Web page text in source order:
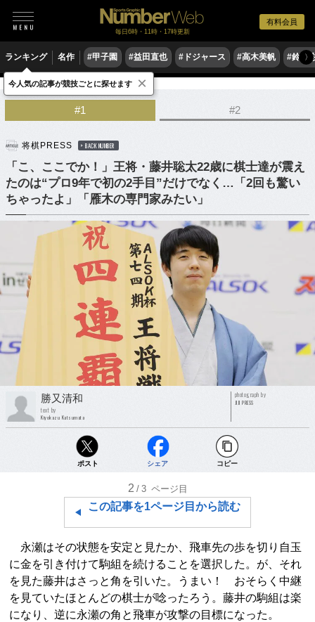
有料会員
毎日6時・11時・17時更新
ランキング 名作 #甲子園 #益田直也 #ドジャース #高木美帆 #鈴木
〉
ゲーム 将棋
#1 #2
将棋PRESS BACK NUMBER
「こ、ここでか！」王将・藤井聡太22歳に棋士達が震え
たのは“プロ9年で初の2手目”だけでなく…「2回も驚い
ちゃったよ」「雁木の専門家みたい」
勝又清和
text by
Kiyokazu Katsumata
photograph by
JIJI PRESS
ポスト シェア コピー
2 /3 ページ目
この記事を1ページ目から読む
永瀬はその状態を安定と見たか、飛車先の歩を切り自玉
に金を引き付けて駒組を続けることを選択した。が、それ
を見た藤井はさっと角を引いた。うまい！ おそらく中継
を見ていたほとんどの棋士が唸ったろう。藤井の駒組は楽
になり、逆に永瀬の角と飛車が攻撃の目標になった。
今人気の記事が競技ごとに探せます ×